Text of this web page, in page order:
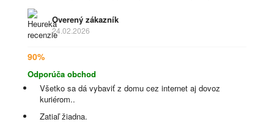
Overený zákazník
24.02.2026
90%
Odporúča obchod
Všetko sa dá vybaviť z domu cez internet aj dovoz
kuriérom..
Zatiaľ žiadna.